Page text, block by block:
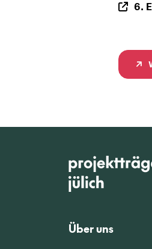
6.
Über uns